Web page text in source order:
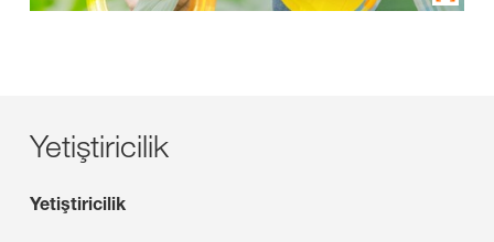
Yetiştiricilik
Yetiştiricilik